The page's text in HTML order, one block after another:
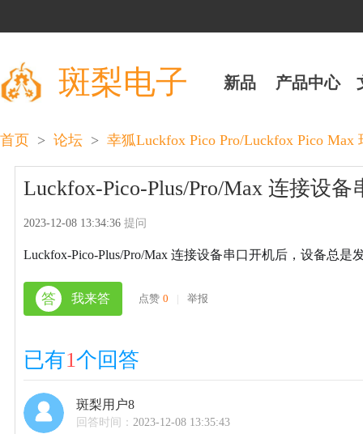
斑梨电子 新品 产品中心
首页 > 论坛 > 幸狐Luckfox Pico Pro/Luckfox Pico
Luckfox-Pico-Plus/Pro/Max 连接设
2023-12-08 13:34:36提问
Luckfox-Pico-Plus/Pro/Max 连接设备串口开机后，设备总是
答 我来答 点赞 0 | 举报
已有1个回答
斑梨用户8
回答时间：2023-12-08 13:35:43